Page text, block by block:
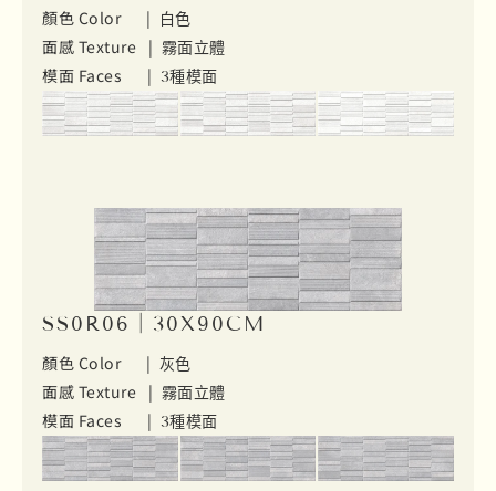
顏色 Color | 白色
面感 Texture | 霧面立體
模面 Faces | 3種模面
SS0R06｜30X90CM
顏色 Color | 灰色
面感 Texture | 霧面立體
模面 Faces | 3種模面